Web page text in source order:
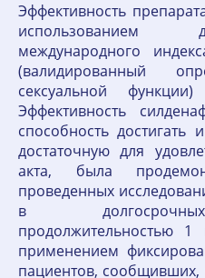
Эффективность
использованием
международного
(валидированный
сексуальной
Эффективность
способность достигать
достаточную для
акта, была
проведенных
в
продолжительностью
применением
пациентов, сообщивших,